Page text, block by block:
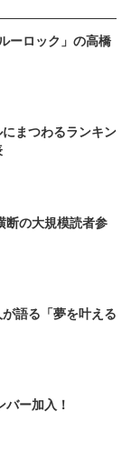
ーロック」の高橋
まつわるランキン
断の大規模読者参
語る「夢を叶える
ー加入！